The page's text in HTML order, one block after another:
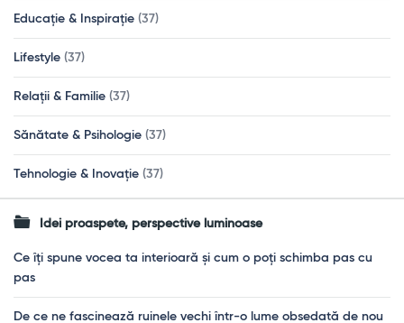
Educație & Inspirație (37)
Lifestyle (37)
Relații & Familie (37)
Sănătate & Psihologie (37)
Tehnologie & Inovație (37)
Idei proaspete, perspective luminoase
Ce îți spune vocea ta interioară și cum o poți schimba pas cu
pas
De ce ne fascinează ruinele vechi într-o lume obsedată de nou